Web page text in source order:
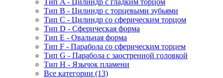
Тип A - Цилиндр с гладким торцом
Тип В - Цилиндр с торцевыми зубьями
Тип С - Цилиндр со сферическим торцом
Тип D - Сферическая форма
Тип Е - Овальная форма
Тип F - Парабола со сферическим торцем
Тип G - Парабола с заостренной головкой
Тип H - Язычок пламени
Все категории (13)